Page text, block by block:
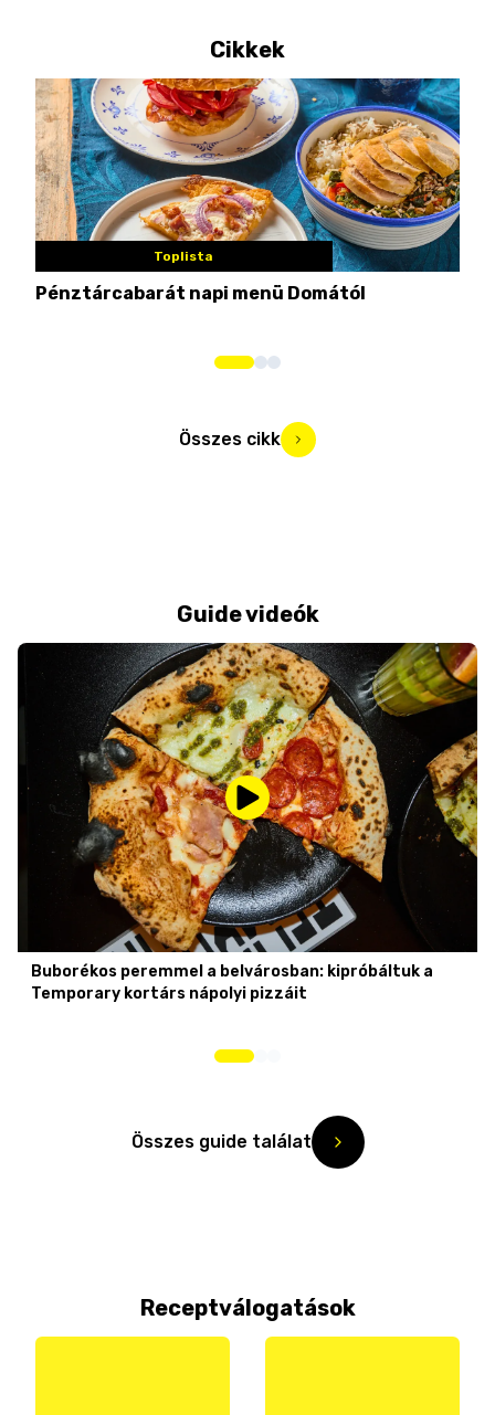
Cikkek
Toplista
Pénztárcabarát napi menü Domától
Összes cikk
Guide videók
Buborékos peremmel a belvárosban: kipróbáltuk a
Temporary kortárs nápolyi pizzáit
Összes guide találat
Receptválogatások